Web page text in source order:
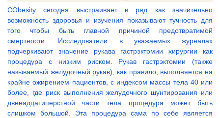
CObesity сегодня выстраивает в ряд как значительно
возможность здоровья и изучения показывают тучность для
того чтобы быть главной причиной предотвратимой
смертности. Исследователи в уважаемых журналах
подчеркивают значение рукава гастрэктомии хирургии как
процедура с низким риском. Рукав гастрэктомии (также
называемый желудочный рукав), как правило, выполняется на
крайне ожирением пациентов, с индексом массы тела 40 или
более, где риск выполнения желудочного шунтирования или
двенадцатиперстной части тела процедура может быть
слишком большой. Эта процедура сама по себе является